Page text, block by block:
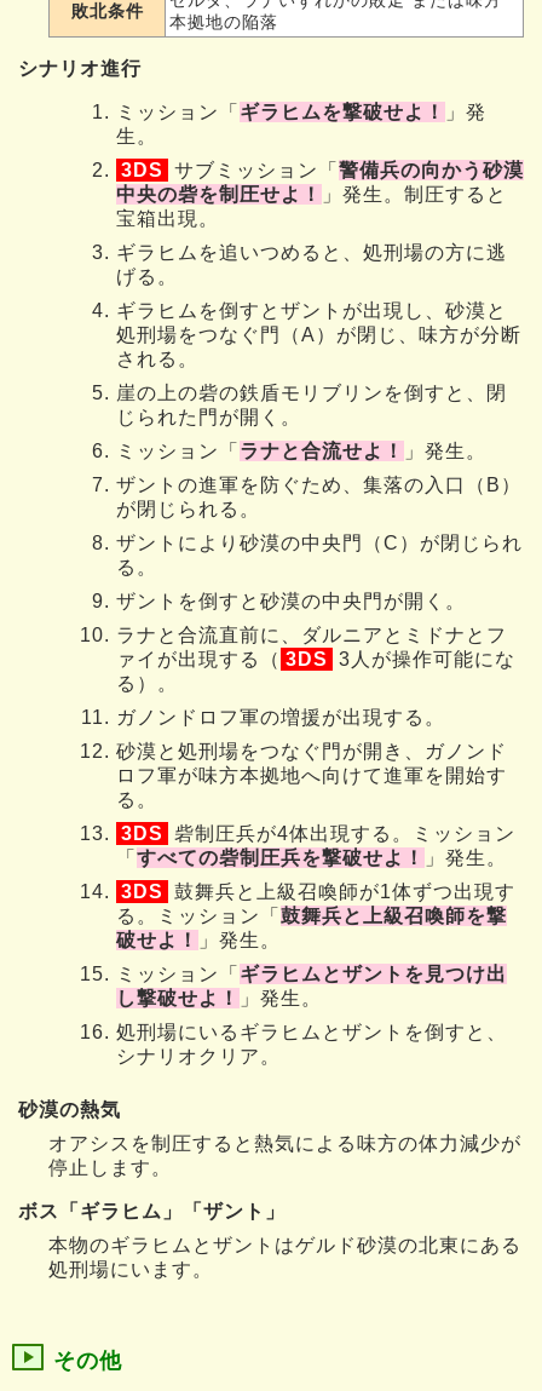
敗北条件
本拠地の陥落
シナリオ進行
ミッション「 ギラヒムを撃破せよ！
」発
生。
3DS
サブミッション「 警備兵の向かう砂漠
中央の砦を制圧せよ！
」発生。制圧すると
宝箱出現。
ギラヒムを追いつめると、処刑場の方に逃
げる。
ギラヒムを倒すとザントが出現し、砂漠と
処刑場をつなぐ門（A）が閉じ、味方が分断
される。
崖の上の砦の鉄盾モリブリンを倒すと、閉
じられた門が開く。
ミッション「 ラナと合流せよ！
」発生。
ザントの進軍を防ぐため、集落の入口（B）
が閉じられる。
ザントにより砂漠の中央門（C）が閉じられ
る。
ザントを倒すと砂漠の中央門が開く。
ラナと合流直前に、ダルニアとミドナとフ
ァイが出現する（ 3DS
3人が操作可能にな
る）。
ガノンドロフ軍の増援が出現する。
砂漠と処刑場をつなぐ門が開き、ガノンド
ロフ軍が味方本拠地へ向けて進軍を開始す
る。
3DS
砦制圧兵が4体出現する。ミッション
「 すべての砦制圧兵を撃破せよ！
」発生。
3DS
鼓舞兵と上級召喚師が1体ずつ出現す
る。ミッション「 鼓舞兵と上級召喚師を撃
破せよ！
」発生。
ミッション「 ギラヒムとザントを見つけ出
し撃破せよ！
」発生。
処刑場にいるギラヒムとザントを倒すと、
シナリオクリア。
砂漠の熱気
オアシスを制圧すると熱気による味方の体力減少が
停止します。
ボス「ギラヒム」「ザント」
本物のギラヒムとザントはゲルド砂漠の北東にある
処刑場にいます。
その他